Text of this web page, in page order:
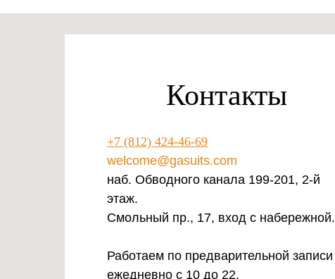
Контакты
+7 (812) 424-46-69
welcome@gasuits.com
наб. Обводного канала 199-201, 2-й
этаж.
Смольный пр., 17, вход с набережной.
Работаем по предварительной записи
ежедневно с 10 до 22.